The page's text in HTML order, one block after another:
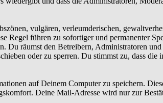
vulgären, verleumderischen,
Regel führen zu sofortiger und permanenter
Du räumst den Betreibern, Administratoren
oder zu sperren. Du stimmst zu, dass
auf Deinem Computer zu speichern.
Deine Mail-Adresse wird nur zur